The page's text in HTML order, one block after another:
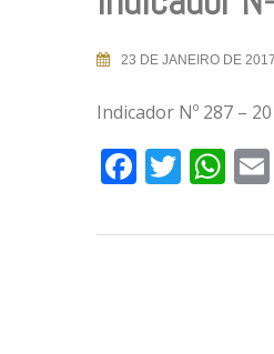
23 DE JANEIRO DE 2017
Indicador Nº 287 –
Facebook